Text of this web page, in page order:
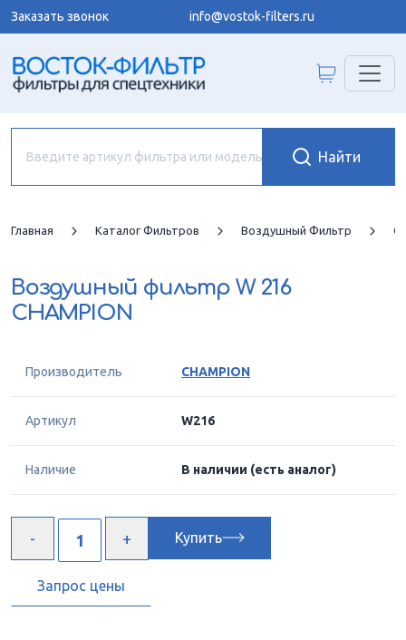
Заказать звонок info@vostok-filters.ru
Главная Каталог Фильтров Воздушный Фильтр
Воздушный фильтр W 216
CHAMPION
Производитель CHAMPION
Артикул W216
Наличие В наличии (есть аналог)
Купить
Запрос цены